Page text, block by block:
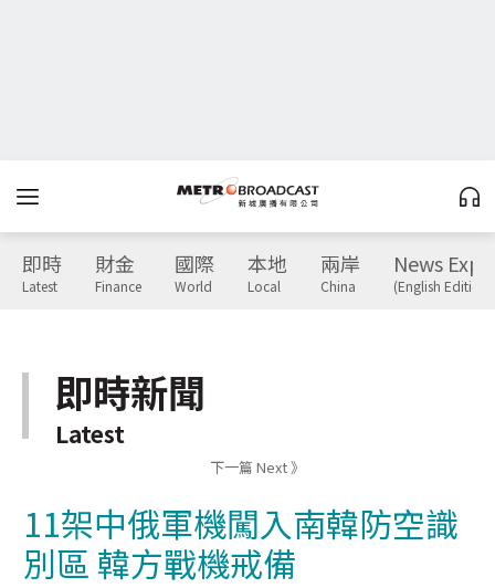
即時
Latest
財金
Finance
國際
World
本地
Local
兩岸
China
News
(English Edition)
即時新聞
Latest
下一篇 Next 》
11架中俄軍機闖入南韓防空識
別區 韓方戰機戒備